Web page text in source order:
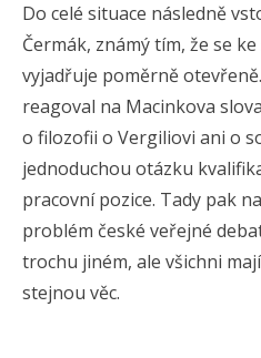
Do celé situace následně
Čermák, známý tím, že se
vyjadřuje poměrně
reagoval na Macinkova
o filozofii o Vergiliovi ani o
jednoduchou otázku
pracovní pozice. Tady pak
problém české veřejné
trochu jiném, ale všichni
stejnou věc.